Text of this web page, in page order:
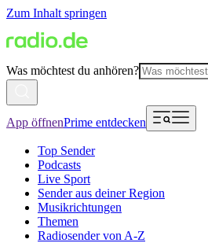
Zum Inhalt springen
Was möchtest du anhören?
App öffnenPrime entdecken
Top Sender
Podcasts
Live Sport
Sender aus deiner Region
Musikrichtungen
Themen
Radiosender von A-Z